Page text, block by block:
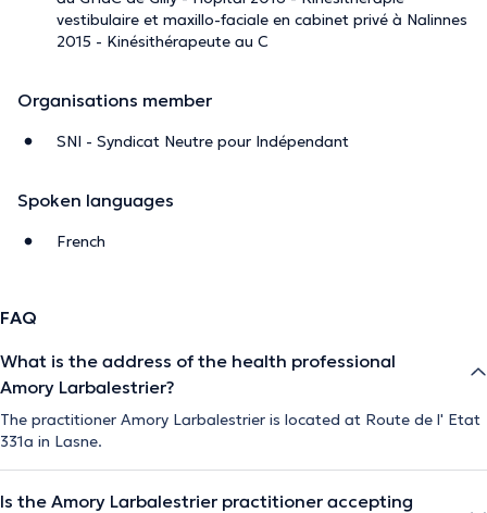
vestibulaire et maxillo-faciale en cabinet privé à Nalinnes
2015 - Kinésithérapeute au C
Organisations member
SNI - Syndicat Neutre pour Indépendant
Spoken languages
French
FAQ
What is the address of the health professional
Amory Larbalestrier?
The practitioner Amory Larbalestrier is located at Route de l' Etat
331a in Lasne.
Is the Amory Larbalestrier practitioner accepting